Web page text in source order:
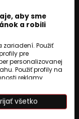
aby sme
a robili
Použiť
pre
personalizovanej
Použiť profily na
reklamy.
Vývoj a
na výber
všetko